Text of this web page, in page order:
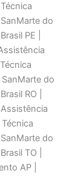
do
PE |
do
RO |
do
TO |
AP |